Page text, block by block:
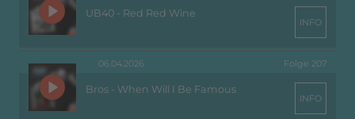
UB40 - Red Red Wine
INFO
06.04.2026 Folge 207
Bros - When Will I Be Famous
INFO